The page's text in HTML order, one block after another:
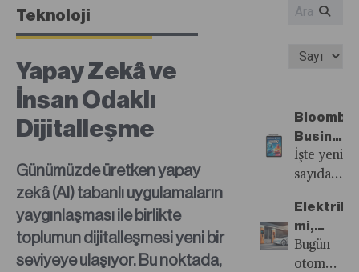
Teknoloji
Yapay Zekâ ve
İnsan Odaklı
Dijitalleşme
Günümüzde üretken yapay
zekâ (AI) tabanlı uygulamaların
yaygınlaşması ile birlikte
toplumun dijitalleşmesi yeni bir
seviyeye ulaşıyor. Bu noktada,
31.
Yayında!
İşte yeni
sayıdan
çıkanlar...
Elektrikli
mi,
Benzinli
mi?
Bugün